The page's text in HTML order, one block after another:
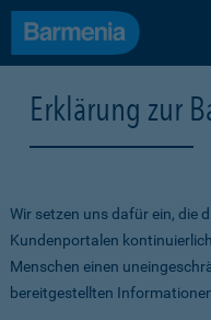
Erklärung zur
Wir setzen uns dafür ein, die
Kundenportalen
Menschen einen
bereitgestellten